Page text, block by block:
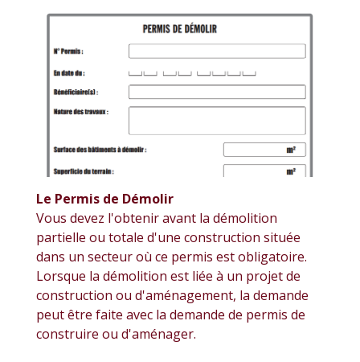
Le Permis de Démolir
Vous devez l'obtenir avant la démolition
partielle ou totale d'une construction située
dans un secteur où ce permis est obligatoire.
Lorsque la démolition est liée à un projet de
construction ou d'aménagement, la demande
peut être faite avec la demande de permis de
construire ou d'aménager.